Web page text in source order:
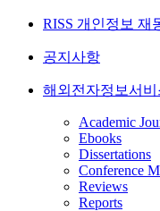
RISS 개인정보 재
공지사항
해외전자정보서비
Academic
Ebooks
Dissertations
Conference
Reviews
Reports